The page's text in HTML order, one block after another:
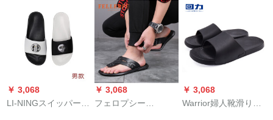
￥ 3,068
LI-NINGスイッパー男
￥ 3,068
フェロプシー
￥ 3,068
Warrior婦人靴滑り止